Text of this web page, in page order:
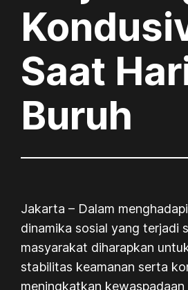
Saat
Buruh
Jakarta – Dalam
dinamika sosial yang terjadi
masyarakat diharapkan
stabilitas keamanan serta
meningkatkan